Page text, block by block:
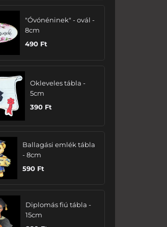
"Óvónéninek" - ovál -
8cm
490 Ft
Okleveles tábla -
5cm
390 Ft
Ballagási emlék tábla
- 8cm
590 Ft
Diplomás fiú tábla -
15cm